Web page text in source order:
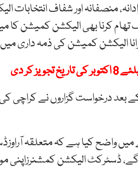
منصفانہ اور شفاف انتخابات
کرنا بھی الیکشن کمیشن کا
الیکشن کمیشن کی ذمہ داری
کر دی
واضح کیا ہے کہ متعلقہ
ڈسٹرکٹ الیکشن کمشنرزاپنی